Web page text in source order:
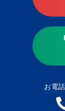
お電